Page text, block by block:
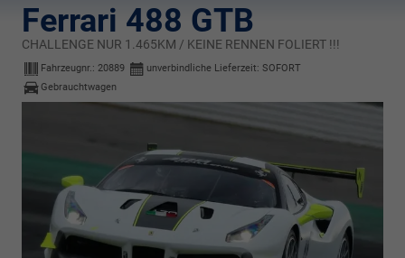
Ferrari 488 GTB
CHALLENGE NUR 1.465KM / KEINE RENNEN FOLIERT !!!
Fahrzeugnr.: 20889
unverbindliche Lieferzeit: SOFORT
Gebrauchtwagen